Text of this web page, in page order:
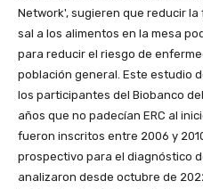
Network', sugieren que reducir
sal a los alimentos en la mesa
para reducir el riesgo de
población general. Este estudio
los participantes del Biobanco
años que no padecían ERC al
fueron inscritos entre 2006 y
prospectivo para el diagnóstico
analizaron desde octubre de